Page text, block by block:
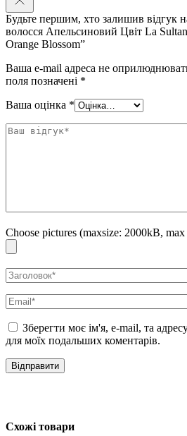
Будьте першим, хто залишив відгук на
волосся Апельсиновий Цвіт La
Orange Blossom”
Ваша e-mail адреса не
поля позначені *
Ваша оцінка *
Choose pictures (maxsize: 2000kB,
Зберегти моє ім'я, e-mail, та
для моїх подальших коментарів.
Схожі товари